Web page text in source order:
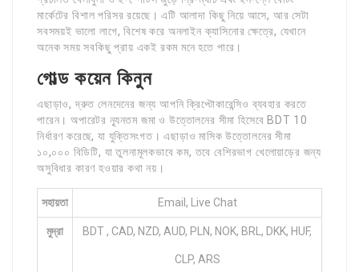
মার্কেটের বিশাল পরিসর রয়েছে। এটি আলাদা কিছু নিয়ে আসে, আর সেটা
সবসময়ই ভালো লাগে, বিশেষ করে অনলাইন ক্যাসিনোর ক্ষেত্রে, যেখানে
অনেক সময় সবকিছু প্রায় একই রকম মনে হতে পারে।
গোল্ড কয়েন কিনুন
এছাড়াও, দ্রুত লেনদেনের জন্য আপনি ক্রিপ্টোকারেন্সিও ব্যবহার করতে
পারেন। অপারেটর ন্যূনতম জমা ও উত্তোলনের সীমা হিসেবে BDT 10
নির্ধারণ করেছে, যা যুক্তিসংগত। এছাড়াও মাসিক উত্তোলনের সীমা
১০,০০০ বিডিটি, যা তুলনামূলকভাবে কম, তবে বেশিরভাগ খেলোয়াড়ের জন্য
অসুবিধার কারণ হওয়ার কথা নয়।
সহায়তা Email, Live Chat
মুদ্রা BDT , CAD, NZD, AUD, PLN, NOK, BRL, DKK, HUF,
CLP, ARS